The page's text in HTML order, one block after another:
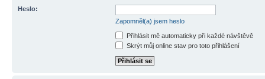
Heslo:
Zapomněl(a) jsem heslo
Přihlásit mě automaticky při každé návštěvě
Skrýt můj online stav pro toto přihlášení